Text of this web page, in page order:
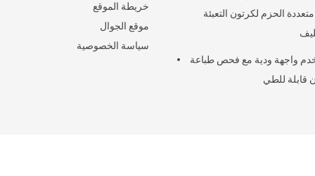
خريطة الموقع
موقع الجوال
سياسة الخصوصية
الحزم لكرتون التعبئة
واجهة ودية مع فحص طباعة
قابلة للطي